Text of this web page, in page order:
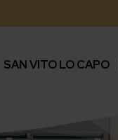
SAN VITO LO CAPO